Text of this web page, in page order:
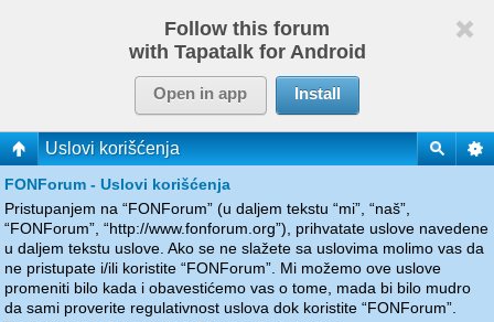
Follow this forum
with Tapatalk for Android
Open in app Install
Uslovi korišćenja
FONForum - Uslovi korišćenja
Pristupanjem na “FONForum” (u daljem tekstu “mi”, “naš”,
“FONForum”, “http://www.fonforum.org”), prihvatate uslove navedene
u daljem tekstu uslove. Ako se ne slažete sa uslovima molimo vas da
ne pristupate i/ili koristite “FONForum”. Mi možemo ove uslove
promeniti bilo kada i obavestićemo vas o tome, mada bi bilo mudro
da sami proverite regulativnost uslova dok koristite “FONForum”.